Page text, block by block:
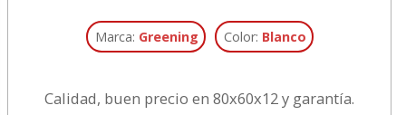
Marca: Greening Color: Blanco
Calidad, buen precio en 80x60x12 y garantía.